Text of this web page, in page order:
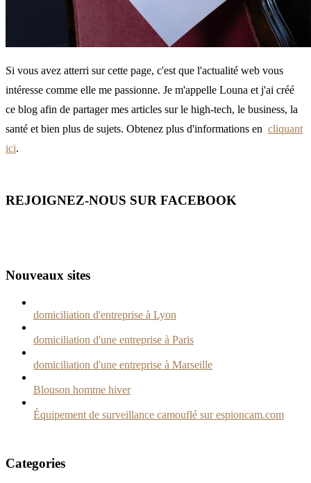
Si vous avez atterri sur cette page, c'est que l'actualité web vous
intéresse comme elle me passionne. Je m'appelle Louna et j'ai créé
ce blog afin de partager mes articles sur le high-tech, le business, la
santé et bien plus de sujets. Obtenez plus d'informations en cliquant
ici.
REJOIGNEZ-NOUS SUR FACEBOOK
Nouveaux sites
domiciliation d'entreprise à Lyon
domiciliation d'une entreprise à Paris
domiciliation d'une entreprise à Marseille
Blouson homme hiver
Équipement de surveillance camouflé sur espioncam.com
Categories